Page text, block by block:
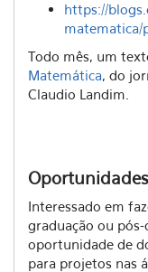
https://
matematica/
Todo mês, um
Matemática, do
Claudio Landim.
Oportunidades
Interessado em
graduação ou
oportunidade de
para projetos nas